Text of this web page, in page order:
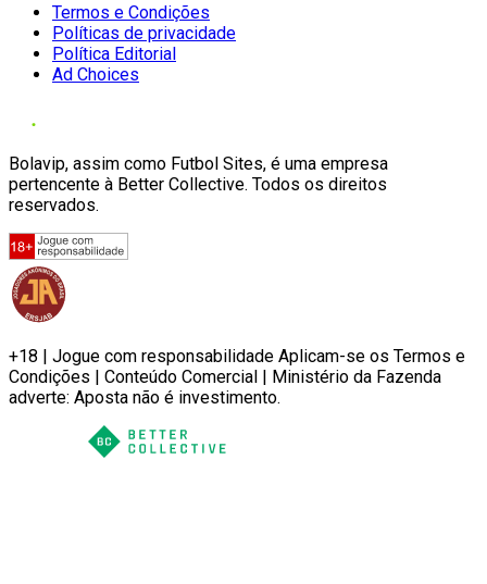
Termos e Condições
Políticas de privacidade
Política Editorial
Ad Choices
Bolavip, assim como Futbol Sites, é uma empresa
pertencente à Better Collective. Todos os direitos
reservados.
+18 | Jogue com responsabilidade Aplicam-se os Termos e
Condições | Conteúdo Comercial | Ministério da Fazenda
adverte: Aposta não é investimento.